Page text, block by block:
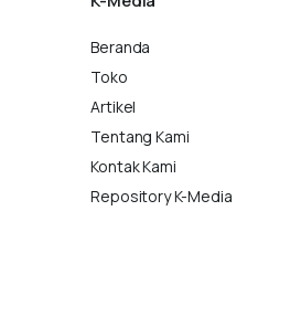
Beranda
Toko
Artikel
Tentang Kami
Kontak Kami
Repository K-Media